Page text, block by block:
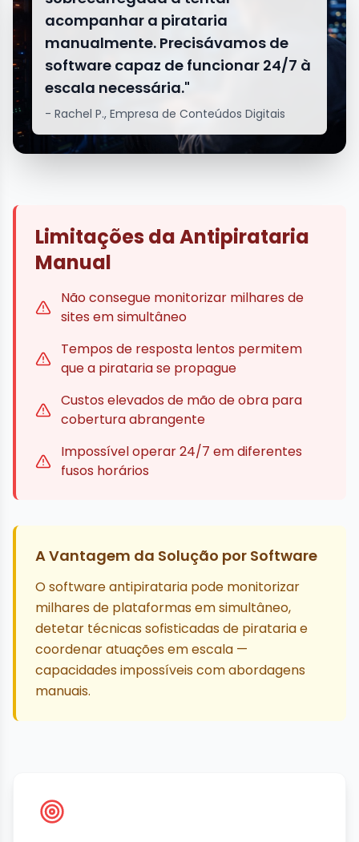
acompanhar a pirataria
manualmente. Precisávamos de
software capaz de funcionar 24/7 à
escala necessária."
- Rachel P., Empresa de Conteúdos Digitais
Limitações da Antipirataria
Manual
Não consegue monitorizar milhares de
sites em simultâneo
Tempos de resposta lentos permitem
que a pirataria se propague
Custos elevados de mão de obra para
cobertura abrangente
Impossível operar 24/7 em diferentes
fusos horários
A Vantagem da Solução por Software
O software antipirataria pode monitorizar
milhares de plataformas em simultâneo,
detetar técnicas sofisticadas de pirataria e
coordenar atuações em escala —
capacidades impossíveis com abordagens
manuais.